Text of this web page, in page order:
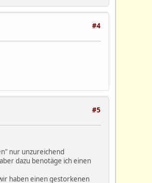
#4
#5
nur unzureichend
dazu benotäge ich einen
haben einen gestorkenen